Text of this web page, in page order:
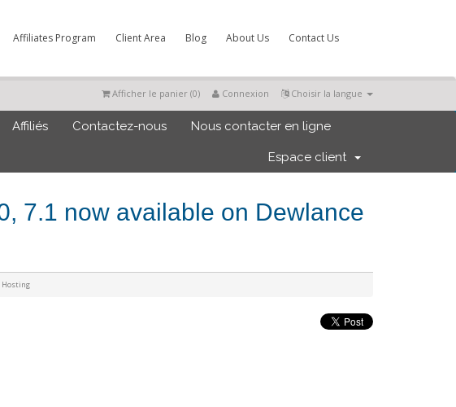
Affiliates Program Client Area Blog About Us Contact Us
Choisir la langue
Connexion
Afficher le panier (0)
Affiliés Contactez-nous Nous contacter en ligne
Espace client
7.1 now available on Dewlance
Hosting